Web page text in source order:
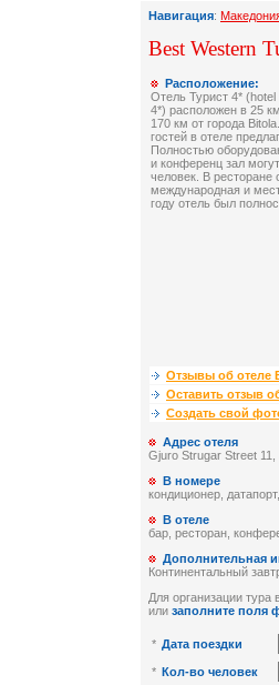
Навигация:
Best Western
Расположение:
Отель Турист 4*
4*) расположен в 25
170 км от города
гостей в отеле
Полностью
и конференц зал
человек. В ресторане
международная и
году отель был
Отзывы об отеле
Оставить отзыв
Создать свой
Адрес отеля
Gjuro Strugar Street
В номере
кондиционер,
В отеле
бар, ресторан,
Дополнительная
Континентальный
Для организации тура
или заполните поля
* Дата поездки
* Кол-во человек